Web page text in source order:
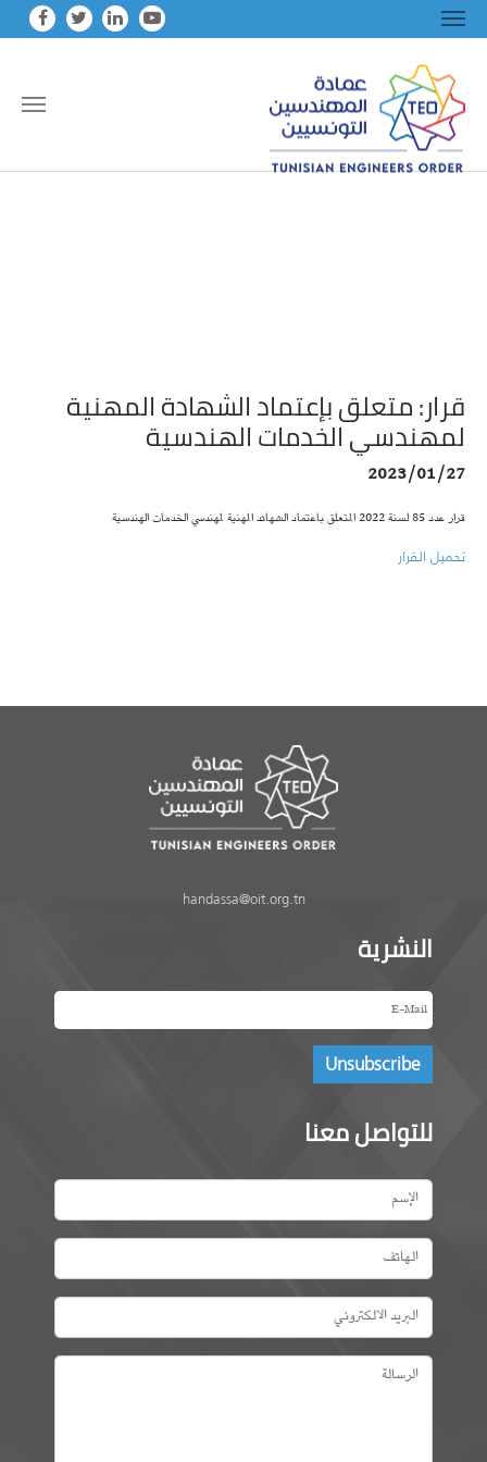
قرار: متعلق بإعتماد الشهادة المهنية
لمهندسي الخدمات الهندسية
2023/01/27
قرار عدد 85 لسنة 2022 المتعلق باعتماد الشهائد المهنية لمهندسي الخدمات الهندسية
تحميل القرار
handassa@oit.org.tn
النشرية
للتواصل معنا